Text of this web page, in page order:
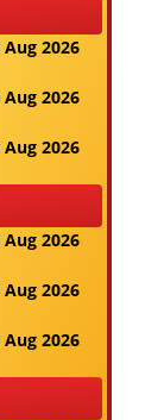
Aug 2026
Aug 2026
Aug 2026
Aug 2026
Aug 2026
Aug 2026